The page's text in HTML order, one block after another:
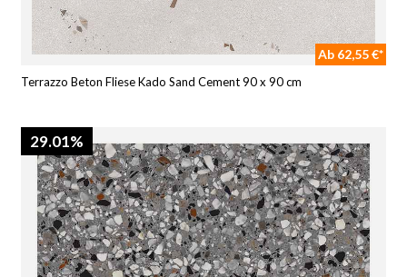
Ab 62,55 €*
Terrazzo Beton Fliese Kado Sand Cement 90 x 90 cm
29.01%